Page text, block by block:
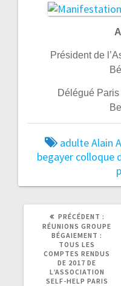
Président de
Délégué Paris
adulteAlain
begayer colloque
PRÉCÉDENT :
RÉUNIONS GROUPE
BÉGAIEMENT :
TOUS LES
COMPTES RENDUS
DE 2017 DE
L’ASSOCIATION
SELF-HELP PARIS